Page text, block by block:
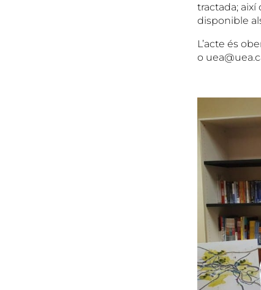
tractada; així
disponible
L’acte és
o